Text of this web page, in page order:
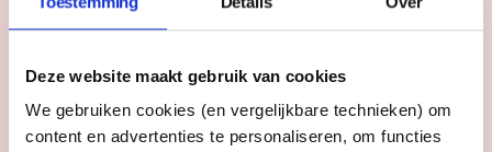
Deze website maakt gebruik van cookies
We gebruiken cookies (en vergelijkbare technieken) om
content en advertenties te personaliseren, om functies